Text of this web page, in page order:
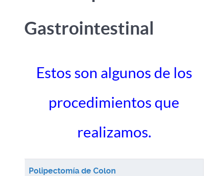
Gastrointestinal
Estos son algunos de los
procedimientos que
realizamos.
Artículos
Título
Polipectomía de Colon